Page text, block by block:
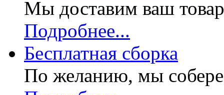
Мы доставим ваш
Подробнее...
Бесплатная сборка
По желанию, мы